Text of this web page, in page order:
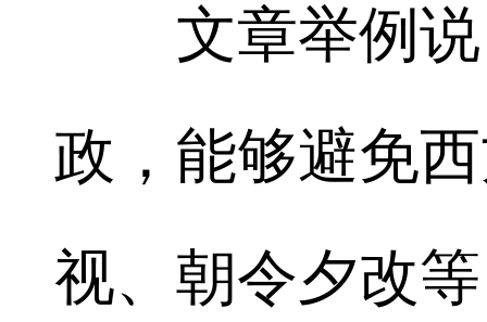
文章举例说
政，能够避免
视、朝令夕改